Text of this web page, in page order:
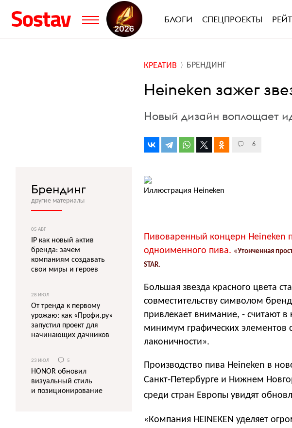
БЛОГИ СПЕЦПРОЕКТЫ
КРЕАТИВ БРЕНДИНГ
Heineken зажег
Новый дизайн воплощает
6
Иллюстрация Heineken
Пивоваренный концерн Heineken
одноименного пива. «Утонченная
STAR.
Большая звезда красного цвета
совместительству символом
привлекает внимание, - считают
минимум графических элементов
лаконичности».
Производство пива Heineken в
Санкт-Петербурге и Нижнем
среди стран Европы увидят
«Компания HEINEKEN уделяет
Брендинг
другие материалы
05 АВГ
IP как новый актив
бренда: зачем
компаниям создавать
свои миры и героев
28 ИЮЛ
От тренда к первому
урожаю: как «Профи.ру»
запустил проект для
начинающих дачников
23 ИЮЛ 5
HONOR обновил
визуальный стиль
и позиционирование